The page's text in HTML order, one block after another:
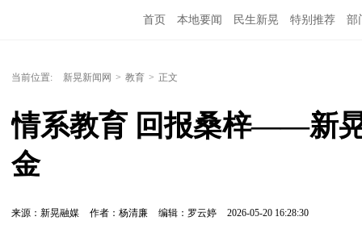
首页 本地要闻 民生新晃 特别推荐 部
当前位置: 新晃新闻网 > 教育 > 正文
情系教育 回报桑梓——新
金
来源：新晃融媒 作者：杨清廉 编辑：罗云婷 2026-05-20 16:28:30